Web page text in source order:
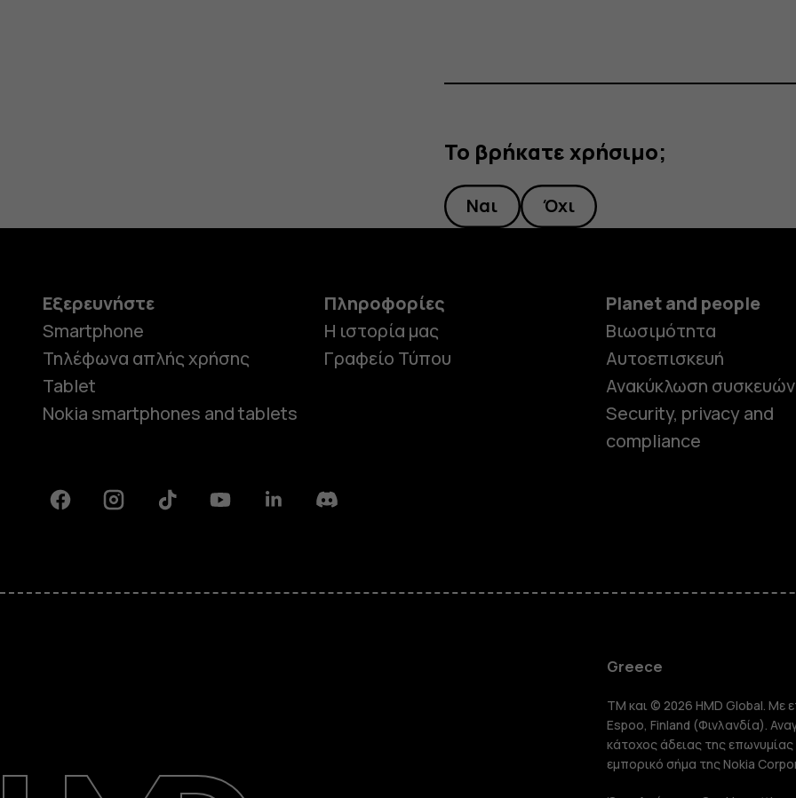
Τηλέφωνα
Το βρήκατε χρήσιμο;
Ναι Όχι
Εξερευνήστε
Smartphone
Τηλέφωνα απλής χρήσης
Tablet
Nokia smartphones and tablets
Πληροφορίες
Η ιστορία μας
Γραφείο Τύπου
Planet and people
Βιωσιμότητα
Αυτοεπισκευή
Ανακύκλωση συσκευών
Security, privacy and
compliance
FacebookInstagramTiktok YoutubeLinkedinDiscord
Greece
TM και © 2026 HMD Global. Με
Espoo, Finland (Φινλανδία).
κάτοχος άδειας της
εμπορικό σήμα της Nokia